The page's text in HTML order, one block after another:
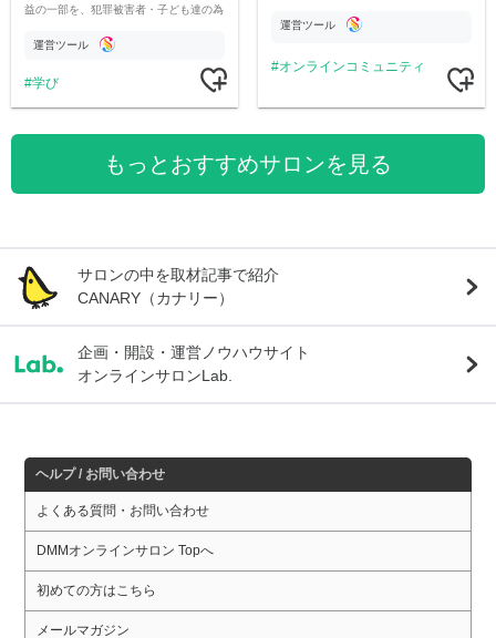
益の一部を、犯罪被害者・子ども達の為
す運営ツール
学び
運営ツール
オンラインコミュニティ
もっとおすすめサロンを見る
サロンの中を取材記事で紹介
CANARY（カナリー）
企画・開設・運営ノウハウサイト
オンラインサロンLab.
ヘルプ / お問い合わせ
よくある質問・お問い合わせ
DMMオンラインサロン Topへ
初めての方はこちら
メールマガジン